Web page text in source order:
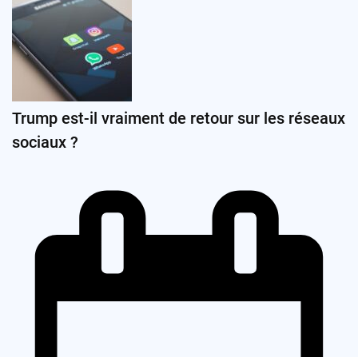
Trump est-il vraiment de retour sur les réseaux
sociaux ?